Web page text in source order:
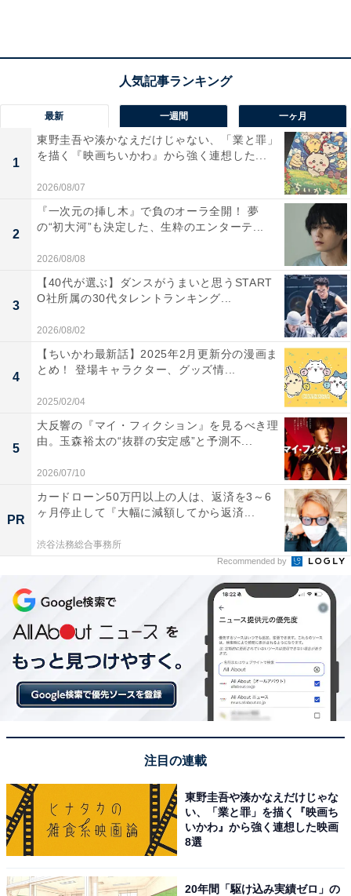
さんでした。
ドイツ人の父と日本人の母を持つ翔さんは、2016年に母
が管理しているInstagramにて「#ハーフ男子」や「#小学
生男子」などのハッシュタグで投稿された日常の写真や
動画がイケメンすぎると話題に。2018年に、『東京ガー
ルズコレクション 2018 SPRING/SUMMER』のランウェ
イでデビューしました。
テレビ番組などにも出演し、子役として同年に放送され
たドラマ『花のち晴れ～花男 Next Season～』ではドラ
マ初出演を果たしています。
第1位：寺田心さん
男の子の人気子役ランキング第1位は、寺田心さんとな
りました。
2011年から芸能活動を開始した寺田さんは、2015年に
その後も数多くのCM、またそのトーク力の高さからバ
ラエティ番組に出演し大人気となり、最近では映画『妖
怪大戦争 ガーディアンズ』で主演を務めるなど大活躍中
です。
最新 一週間 一ヶ月
1
東野圭吾や湊かなえだけじゃない、「業と罪」
を描く『映画ちいかわ』から強く連想した...
2026/08/07
2
『一次元の挿し木』で負のオーラ全開！ 夢
の“初大河”も決定した、生粋のエンターテ...
2026/08/08
3
【40代が選ぶ】ダンスがうまいと思うSTART
O社所属の30代タレントランキング...
2026/08/02
4
【ちいかわ最新話】2025年2月更新分の漫画ま
とめ！ 登場キャラクター、グッズ情...
2025/02/04
5
大反響の『マイ・フィクション』を見るべき理
由。玉森裕太の“抜群の安定感”と予測不...
2026/07/10
PR
カードローン50万円以上の人は、返済を3～6
ヶ月停止して『大幅に減額してから返済...
渋谷法務総合事務所
Recommended by
注目の連載
東野圭吾や湊かなえだけじゃな
い、「業と罪」を描く『映画ち
いかわ』から強く連想した映画
8選
20年間「駆け込み実績ゼロ」の